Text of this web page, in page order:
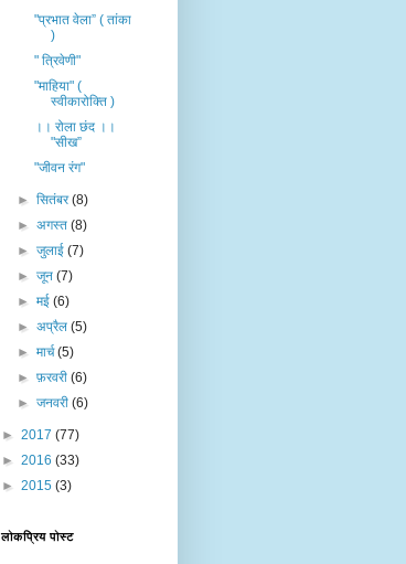
"प्रभात वेला” ( तांका
)
" त्रिवेणी"
"माहिया" (
स्वीकारोक्ति )
।। रोला छंद ।।
"सीख”
"जीवन रंग"
►सितंबर(8)
►अगस्त(8)
►जुलाई(7)
►जून(7)
►मई(6)
►अप्रैल(5)
►मार्च(5)
►फ़रवरी(6)
►जनवरी(6)
► 2017 (77)
► 2016 (33)
► 2015 (3)
लोकप्रिय पोस्ट